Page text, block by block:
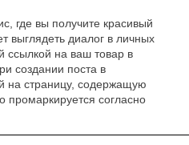
где вы получите красивый
выглядеть диалог в личных
ссылкой на ваш товар в
создании поста в
на страницу, содержащую
промаркируется согласно